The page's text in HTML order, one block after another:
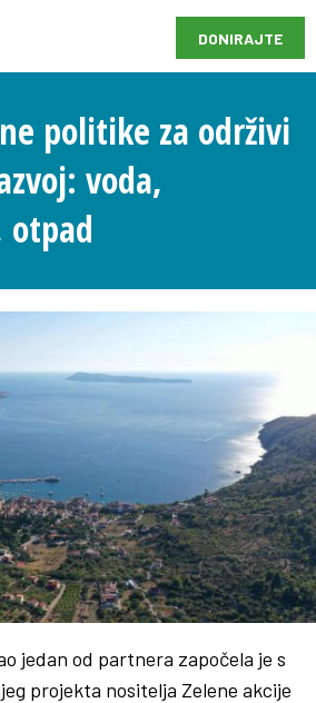
DONIRAJTE
politike za održivi
voda,
jedan od partnera započela je s
projekta nositelja Zelene akcije